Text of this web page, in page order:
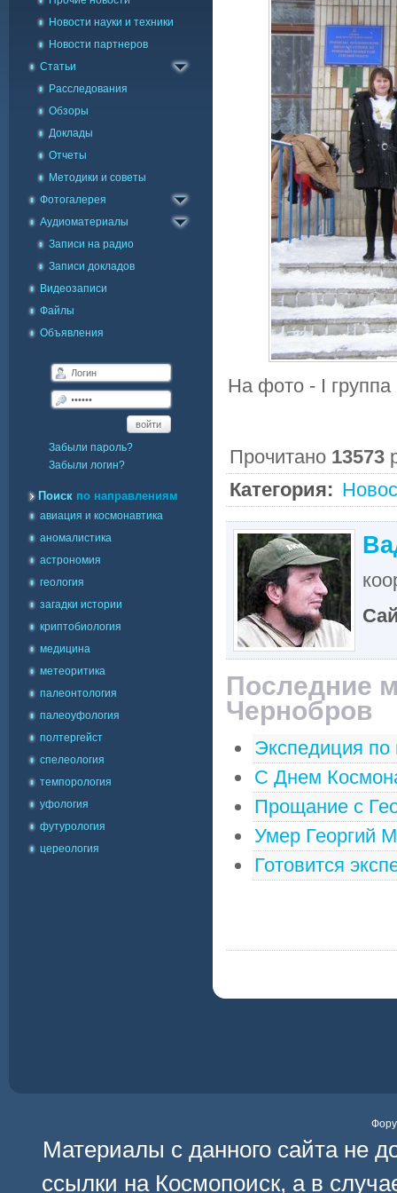
Новости науки и техники
Новости партнеров
Статьи
Расследования
Обзоры
Доклады
Отчеты
Методики и советы
Фотогалерея
Каталог фото
Галерея на карте
Аудиоматериалы
Записи на радио
Записи докладов
Видеозаписи
Файлы
Объявления
войти
Забыли пароль?
Забыли логин?
Поиск по направлениям
авиация и космонавтика
аномалистика
астрономия
геология
загадки истории
криптобиология
медицина
метеоритика
палеонтология
палеоуфология
полтергейст
спелеология
темпорология
уфология
футурология
цереология
На фото - I
Прочитано 13573
Категория:
Последние
Чернобров
Экспедиция по
С Днем
Прощание с
Умер Георгий
Готовится
Материалы с данного сайта не
ссылки на Космопоиск, а в